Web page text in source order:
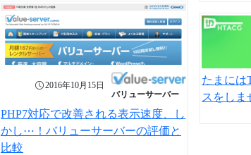
2016年10月15日
バリューサーバー
PHP7対応で改善される表示速度、し
かし⋯！バリューサーバーの評価と
比較
たまには
スをしま